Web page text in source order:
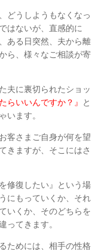
どうしようもなくなっ
はないが、直感的に
ある日突然、夫から離
ら、 様々なご相談が寄
夫に裏切られたショッ
らいいんですか？』
と
います。
客さまご自身が何を望
きますが、そこにはさ
修復したい』という場
にもっていくか、 それ
いくか、 そのどちらを
ってきます。
ためには、 相手の性格